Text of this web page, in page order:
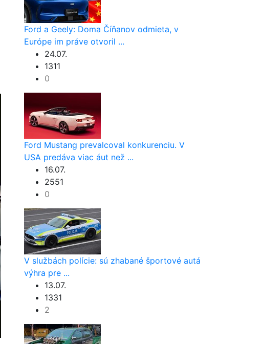
Ford a Geely: Doma Číňanov odmieta, v
Európe im práve otvoril ...
24.07.
1311
0
Ford Mustang prevalcoval konkurenciu. V
USA predáva viac áut než ...
16.07.
2551
0
V službách polície: sú zhabané športové autá
výhra pre ...
13.07.
1331
2